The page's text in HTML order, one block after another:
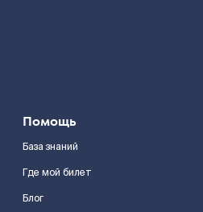
Помощь
База знаний
Где мой билет
Блог